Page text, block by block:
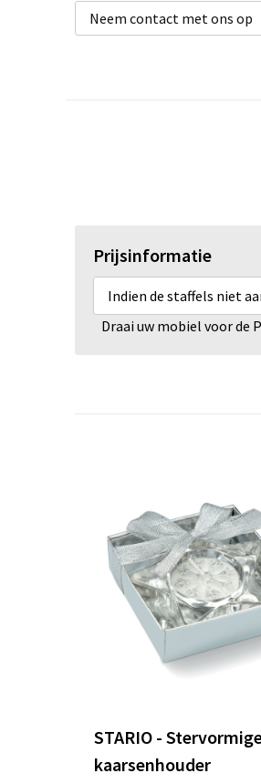
Neem contact met ons op
Prijsinformatie
Indien de staffels niet
Draai uw mobiel voor de
STARIO -
kaarsenhouder